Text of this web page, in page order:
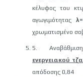
κέλυφος του
αγωγιμότητας
χρωματισμένο
5. Αναβάθμιση
ενεργειακού
απόδοσης 0,84